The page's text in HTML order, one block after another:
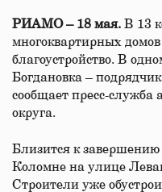
РИАМО – 18 мая. В 13
многоквартирных
благоустройство. В
Богдановка –
сообщает пресс-служба
округа.
Близится к завершению
Коломне на улице
Строители уже